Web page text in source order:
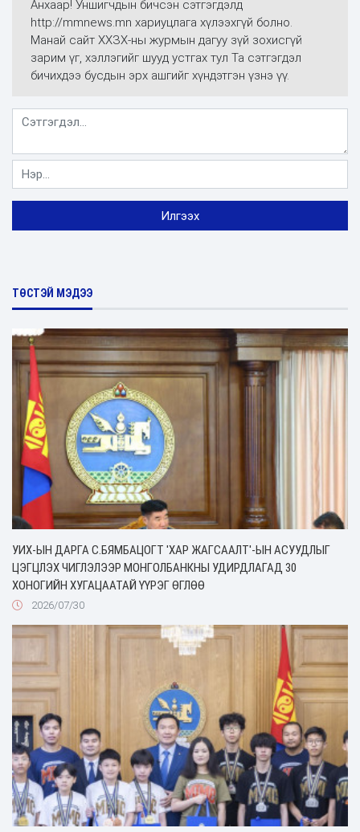
Анхаар! Уншигчдын бичсэн сэтгэгдэлд
http://mmnews.mn хариуцлага хүлээхгүй болно.
Манай сайт ХХЗХ-ны журмын дагуу зүй зохисгүй
зарим үг, хэллэгийг шууд устгах тул Та сэтгэгдэл
бичихдээ бусдын эрх ашгийг хүндэтгэн үзнэ үү.
ТӨСТЭЙ МЭДЭЭ
УИХ-ЫН ДАРГА С.БЯМБАЦОГТ 'ХАР ЖАГСААЛТ'-ЫН АСУУДЛЫГ
ЦЭГЦЛЭХ ЧИГЛЭЛЭЭР МОНГОЛБАНКНЫ УДИРДЛАГАД 30
ХОНОГИЙН ХУГАЦААТАЙ ҮҮРЭГ ӨГЛӨӨ
2026/07/30